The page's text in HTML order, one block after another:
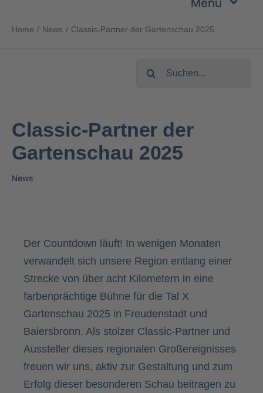
Inhalt
Unternehmen
Nachhaltigkeit
Home News Classic-Partner der Gartenschau 2025
Suche
Classic-Partner der
Gartenschau 2025
News
Der Countdown läuft! In wenigen Monaten
verwandelt sich unsere Region entlang einer
Strecke von über acht Kilometern in eine
farbenprächtige Bühne für die Tal X
Gartenschau 2025 in Freudenstadt und
Baiersbronn. Als stolzer Classic-Partner und
Aussteller dieses regionalen Großereignisses
freuen wir uns, aktiv zur Gestaltung und zum
Erfolg dieser besonderen Schau beitragen zu